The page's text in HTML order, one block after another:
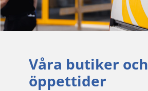
Våra butiker och
öppettider